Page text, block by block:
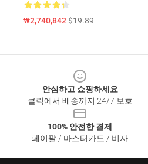
₩2,740,842$19.89
안심하고 쇼핑하세요
클릭에서 배송까지 24/7 보호
100% 안전한 결제
페이팔 / 마스터카드 / 비자